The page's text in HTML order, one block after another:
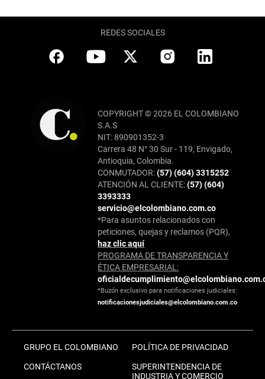
REDES SOCIALES
COPYRIGHT © 2026 EL COLOMBIANO
S.A.S
NIT: 890901352-3
Carrera 48 N° 30 Sur - 119, Envigado,
Antioquia, Colombia.
CONMUTADOR:(57) (604) 3315252
ATENCIÓN AL CLIENTE:(57) (604)
3393333
servicio@elcolombiano.com.co
*Para asuntos relacionados con
peticiones, quejas y reclamos (PQR),
haz clic aquí
PROGRAMA DE TRANSPARENCIA Y
ÉTICA EMPRESARIAL:
*Buzón exclusivo para notificaciones judiciales:
notificacionesjudiciales@elcolombiano.com.co
GRUPO EL COLOMBIANO
CONTÁCTANOS
POLÍTICA DE PRIVACIDAD
SUPERINTENDENCIA DE
INDUSTRIA Y COMERCIO